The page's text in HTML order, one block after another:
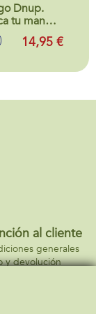
Dnup.
tu mano y
giro a la
14,95 €
al cliente
generales
y devolución